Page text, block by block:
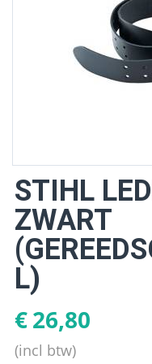
STIHL
ZWART
L)
€26,80
(incl btw)